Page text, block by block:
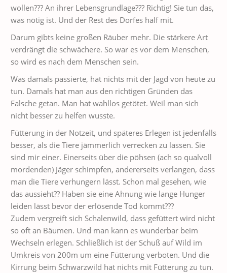
wollen??? An ihrer Lebensgrundlage??? Richtig! Sie tun das,
was nötig ist. Und der Rest des Dorfes half mit.
Darum gibts keine großen Räuber mehr. Die stärkere Art
verdrängt die schwächere. So war es vor dem Menschen,
so wird es nach dem Menschen sein.
Was damals passierte, hat nichts mit der Jagd von heute zu
tun. Damals hat man aus den richtigen Gründen das
Falsche getan. Man hat wahllos getötet. Weil man sich
nicht besser zu helfen wusste.
Fütterung in der Notzeit, und späteres Erlegen ist jedenfalls
besser, als die Tiere jämmerlich verrecken zu lassen. Sie
sind mir einer. Einerseits über die pöhsen (ach so qualvoll
mordenden) Jäger schimpfen, andererseits verlangen, dass
man die Tiere verhungern lässt. Schon mal gesehen, wie
das aussieht?? Haben sie eine Ahnung wie lange Hunger
leiden lässt bevor der erlösende Tod kommt???
Zudem vergreift sich Schalenwild, dass gefüttert wird nicht
so oft an Bäumen. Und man kann es wunderbar beim
Wechseln erlegen. Schließlich ist der Schuß auf Wild im
Umkreis von 200m um eine Fütterung verboten. Und die
Kirrung beim Schwarzwild hat nichts mit Fütterung zu tun.